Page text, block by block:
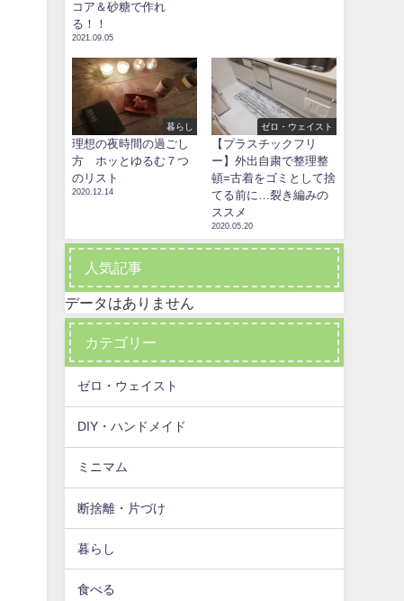
コア＆砂糖で作れ
る！！
2021.09.05
暮らし
理想の夜時間の過ごし
方 ホッとゆるむ７つ
のリスト
2020.12.14
ゼロ・ウェイスト
【プラスチックフリ
ー】外出自粛で整理整
頓=古着をゴミとして捨
てる前に…裂き編みの
ススメ
2020.05.20
人気記事
データはありません
カテゴリー
ゼロ・ウェイスト
DIY・ハンドメイド
ミニマム
断捨離・片づけ
暮らし
食べる